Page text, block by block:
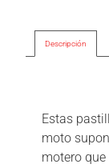
Descripción
Estas
moto
motero